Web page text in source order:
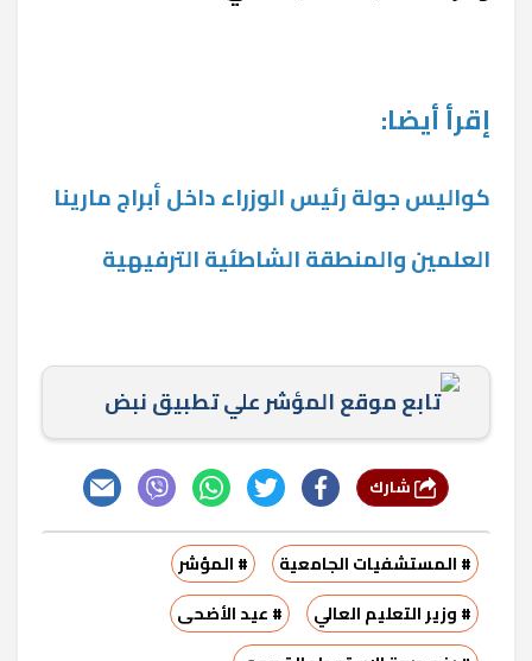
إقرأ أيضا:
كواليس جولة رئيس الوزراء داخل أبراج مارينا
العلمين والمنطقة الشاطئية الترفيهية
تابع موقع المؤشر علي تطبيق نبض
# المستشفيات الجامعية
# المؤشر
# وزير التعليم العالي
# عيد الأضحى